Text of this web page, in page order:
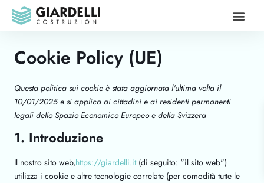
Cookie Policy (UE)
Questa politica sui cookie è stata aggiornata l'ultima volta il
10/01/2025 e si applica ai cittadini e ai residenti permanenti
legali dello Spazio Economico Europeo e della Svizzera
1. Introduzione
Il nostro sito web,https://giardelli.it(di seguito: "il sito web")
utilizza i cookie e altre tecnologie correlate (per comodità tutte le